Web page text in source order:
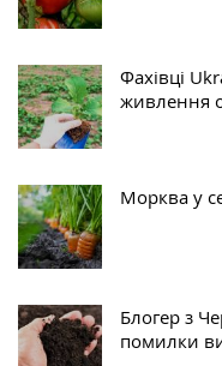
Фахівці
живлення
Морква у
Блогер з
помилки